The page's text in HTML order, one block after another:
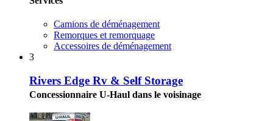
Camions de déménagement
Remorques et remorquage
Accessoires de déménagement
3
Rivers Edge Rv & Self Storage
Concessionnaire U-Haul dans le voisinage